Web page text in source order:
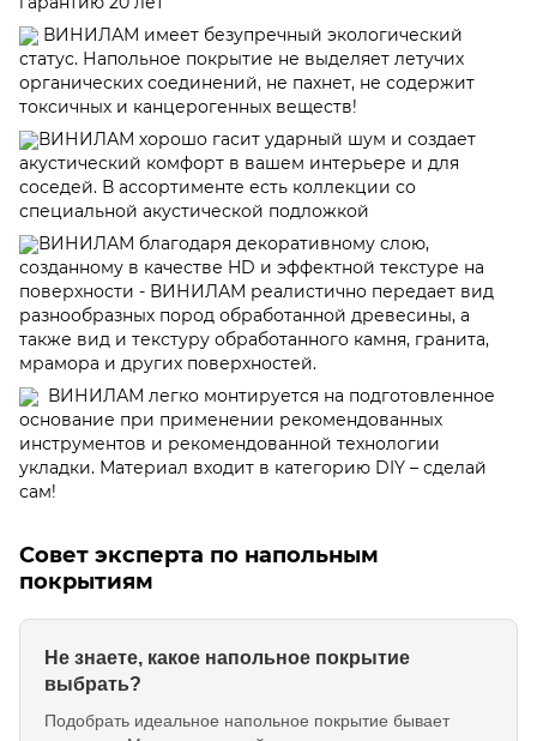
ВИНИЛАМ имеет безупречный экологический
статус. Напольное покрытие не выделяет летучих
органических соединений, не пахнет, не содержит
токсичных и канцерогенных веществ!
ВИНИЛАМ хорошо гасит ударный шум и создает
акустический комфорт в вашем интерьере и для
соседей. В ассортименте есть коллекции со
специальной акустической подложкой
ВИНИЛАМ благодаря декоративному слою,
созданному в качестве HD и эффектной текстуре на
поверхности - ВИНИЛАМ реалистично передает вид
разнообразных пород обработанной древесины, а
также вид и текстуру обработанного камня, гранита,
мрамора и других поверхностей.
ВИНИЛАМ легко монтируется на подготовленное
основание при применении рекомендованных
инструментов и рекомендованной технологии
укладки. Материал входит в категорию DIY – сделай
сам!
Совет эксперта по напольным
покрытиям
Не знаете, какое напольное покрытие
выбрать?
Подобрать идеальное напольное покрытие бывает